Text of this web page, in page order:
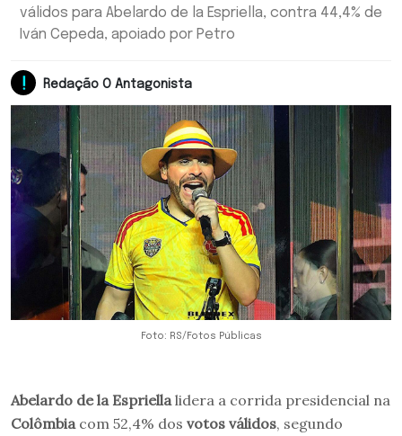
válidos para Abelardo de la Espriella, contra 44,4% de
Iván Cepeda, apoiado por Petro
Redação O Antagonista
Foto: RS/Fotos Públicas
Abelardo de la Espriella lidera a corrida presidencial na
Colômbia com 52,4% dos votos válidos, segundo